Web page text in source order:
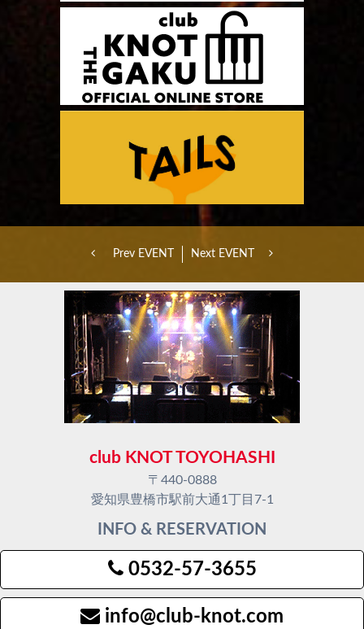
Prev EVENT Next EVENT
club KNOT TOYOHASHI
〒440-0888
愛知県豊橋市駅前大通1丁目7-1
INFO & RESERVATION
0532-57-3655
info@club-knot.com